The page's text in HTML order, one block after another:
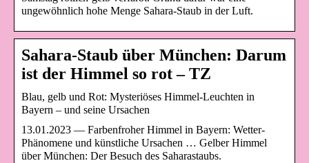
ungewöhnlich hohe Menge Sahara-Staub in der Luft.
Sahara-Staub über München: Darum
ist der Himmel so rot – TZ
Blau, gelb und Rot: Mysteriöses Himmel-Leuchten in
Bayern – und seine Ursachen
13.01.2023 — Farbenfroher Himmel in Bayern: Wetter-
Phänomene und künstliche Ursachen … Gelber Himmel
über München: Der Besuch des Saharastaubs.